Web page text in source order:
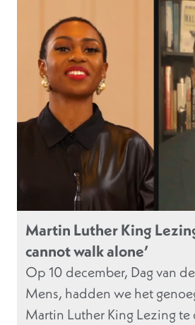
Martin Luther King
cannot walk alone’
Op 10 december, Dag van
Mens, hadden we het
Martin Luther King Lezing te